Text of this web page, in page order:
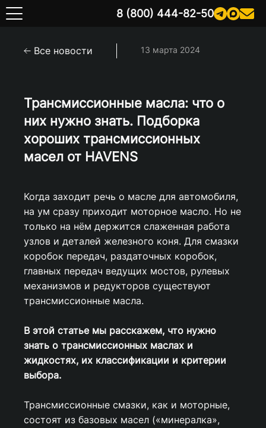
8 (800) 444-82-50
Все новости 13 марта 2024
Трансмиссионные масла: что о
них нужно знать. Подборка
хороших трансмиссионных
масел от HAVENS
Когда заходит речь о масле для автомобиля,
на ум сразу приходит моторное масло. Но не
только на нём держится слаженная работа
узлов и деталей железного коня. Для смазки
коробок передач, раздаточных коробок,
главных передач ведущих мостов, рулевых
механизмов и редукторов существуют
трансмиссионные масла.
В этой статье мы расскажем, что нужно
знать о трансмиссионных маслах и
жидкостях, их классификации и критерии
выбора.
Трансмиссионные смазки, как и моторные,
состоят из базовых масел («минералка»,